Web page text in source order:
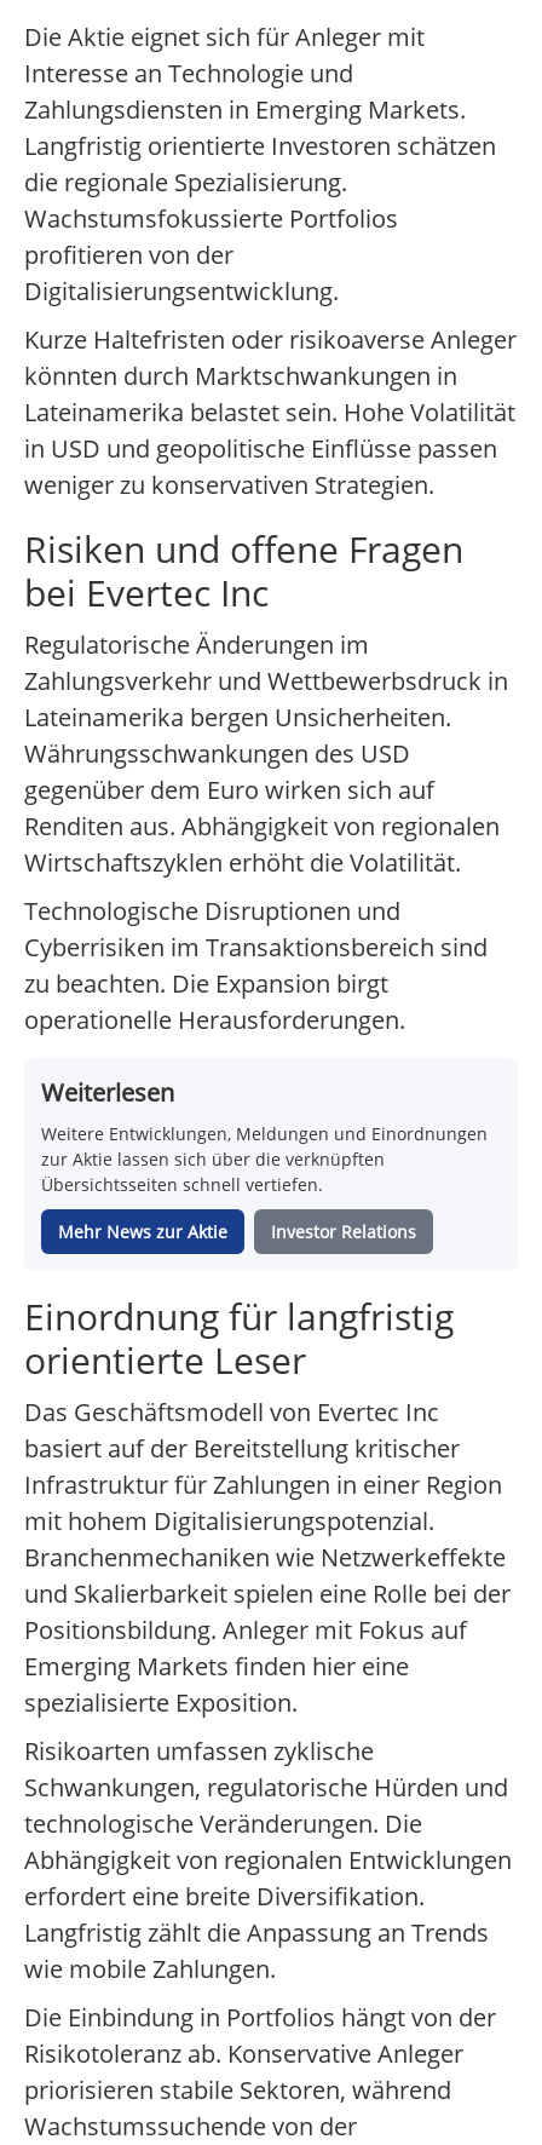
Die Aktie eignet sich für Anleger mit
Interesse an Technologie und
Zahlungsdiensten in Emerging Markets.
Langfristig orientierte Investoren schätzen
die regionale Spezialisierung.
Wachstumsfokussierte Portfolios
profitieren von der
Digitalisierungsentwicklung.
Kurze Haltefristen oder risikoaverse Anleger
könnten durch Marktschwankungen in
Lateinamerika belastet sein. Hohe Volatilität
in USD und geopolitische Einflüsse passen
weniger zu konservativen Strategien.
Risiken und offene Fragen
bei Evertec Inc
Regulatorische Änderungen im
Zahlungsverkehr und Wettbewerbsdruck in
Lateinamerika bergen Unsicherheiten.
Währungsschwankungen des USD
gegenüber dem Euro wirken sich auf
Renditen aus. Abhängigkeit von regionalen
Wirtschaftszyklen erhöht die Volatilität.
Technologische Disruptionen und
Cyberrisiken im Transaktionsbereich sind
zu beachten. Die Expansion birgt
operationelle Herausforderungen.
Weiterlesen
Weitere Entwicklungen, Meldungen und Einordnungen
zur Aktie lassen sich über die verknüpften
Übersichtsseiten schnell vertiefen.
Mehr News zur Aktie Investor Relations
Einordnung für langfristig
orientierte Leser
Das Geschäftsmodell von Evertec Inc
basiert auf der Bereitstellung kritischer
Infrastruktur für Zahlungen in einer Region
mit hohem Digitalisierungspotenzial.
Branchenmechaniken wie Netzwerkeffekte
und Skalierbarkeit spielen eine Rolle bei der
Positionsbildung. Anleger mit Fokus auf
Emerging Markets finden hier eine
spezialisierte Exposition.
Risikoarten umfassen zyklische
Schwankungen, regulatorische Hürden und
technologische Veränderungen. Die
Abhängigkeit von regionalen Entwicklungen
erfordert eine breite Diversifikation.
Langfristig zählt die Anpassung an Trends
wie mobile Zahlungen.
Die Einbindung in Portfolios hängt von der
Risikotoleranz ab. Konservative Anleger
priorisieren stabile Sektoren, während
Wachstumssuchende von der